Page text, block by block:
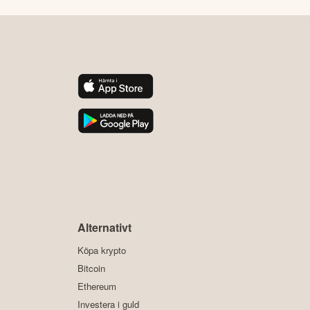
Alternativt
Köpa krypto
Bitcoin
Ethereum
Investera i guld